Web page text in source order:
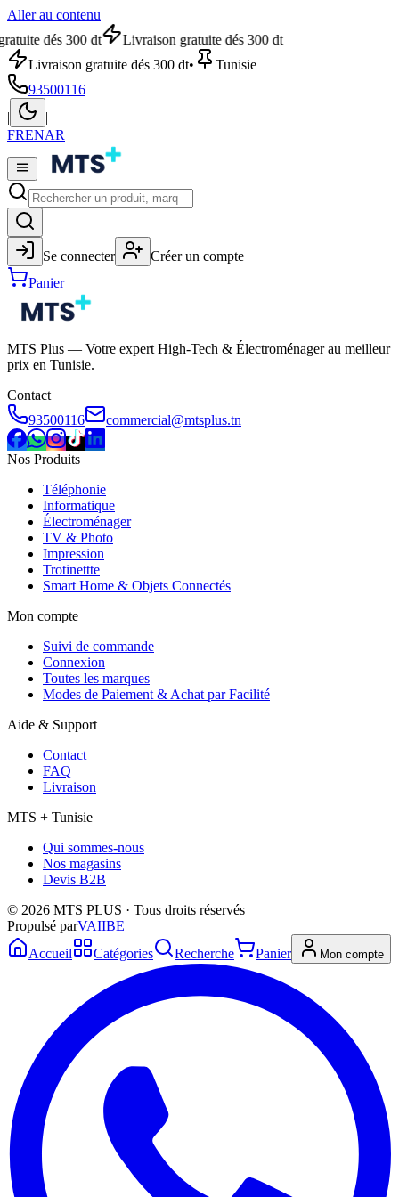
Aller au contenu
dés 300 dt
Livraison gratuite dés 300 dt
Livraison gratuite dés 300 dt•
Tunisie
93500116
|
|
FRENAR
Se connecter
Créer un compte
Panier
MTS Plus — Votre expert High-Tech & Électroménager au meilleur
prix en Tunisie.
Contact
93500116
commercial@mtsplus.tn
Nos Produits
Téléphonie
Informatique
Électroménager
TV & Photo
Impression
Trotinettte
Smart Home & Objets Connectés
Mon compte
Suivi de commande
Connexion
Toutes les marques
Modes de Paiement & Achat par Facilité
Aide & Support
Contact
FAQ
Livraison
MTS + Tunisie
Qui sommes-nous
Nos magasins
Devis B2B
© 2026 MTS PLUS · Tous droits réservés
Propulsé parVAIIBE
Accueil
Catégories Recherche Panier Mon compte